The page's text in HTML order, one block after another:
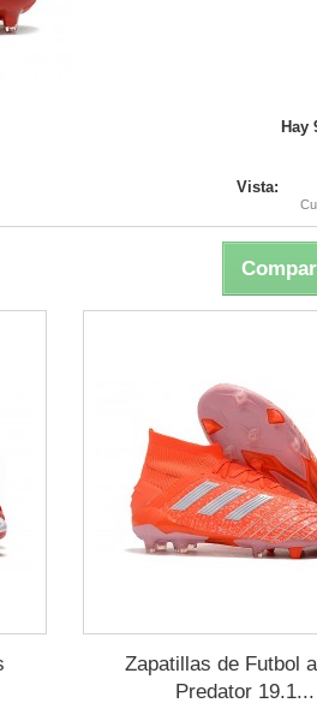
Hay
Vista:
Zapatillas de Futbol
Predator 19.1...